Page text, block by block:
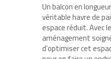
Un balcon en
véritable havre de
espace réduit. Avec
aménagement
d’optimiser cet